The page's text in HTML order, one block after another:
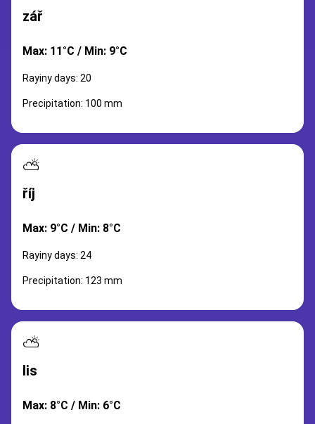
zář
Max: 11°C / Min: 9°C
Rayiny days: 20
Precipitation: 100 mm
⛅
říj
Max: 9°C / Min: 8°C
Rayiny days: 24
Precipitation: 123 mm
⛅
lis
Max: 8°C / Min: 6°C